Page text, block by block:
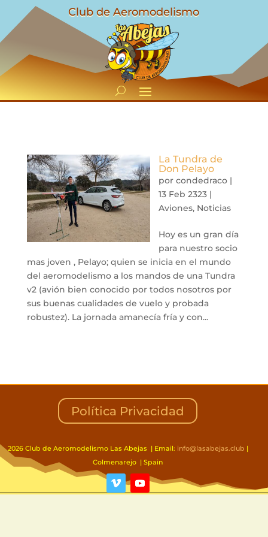
Club de Aeromodelismo
La Tundra de
Don Pelayo
por condedraco|
13 Feb 2323|
Aviones, Noticias
Hoy es un gran día
para nuestro socio
mas joven , Pelayo; quien se inicia en el mundo
del aeromodelismo a los mandos de una Tundra
v2 (avión bien conocido por todos nosotros por
sus buenas cualidades de vuelo y probada
robustez). La jornada amanecía fría y con...
Política Privacidad
2026 Club de Aeromodelismo Las Abejas | Email: info@lasabejas.club |
Colmenarejo | Spain